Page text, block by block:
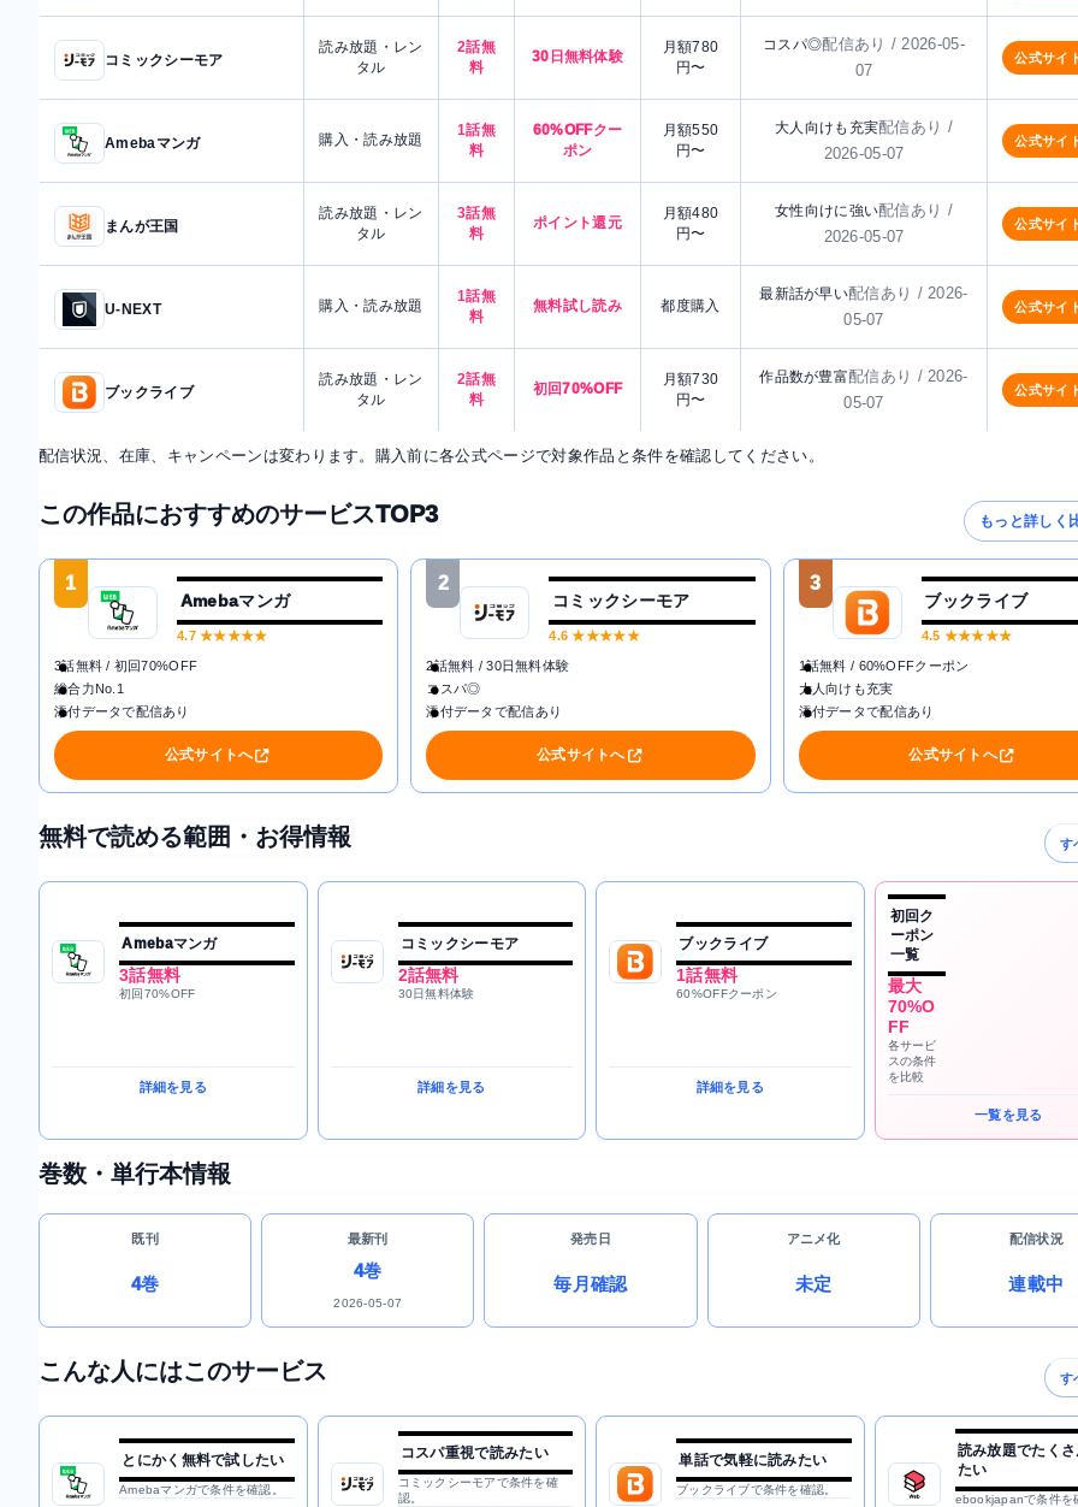
コミックシーモア
読み放題・レン
タル
2話無
料
30日無料体験
月額780
円〜
コスパ◎配信あり / 2026-05-
07
公式サイ
Amebaマンガ 購入・読み放題
1話無
料
60%OFFクー
ポン
月額550
円〜
大人向けも充実配信あり /
2026-05-07
公式サイ
まんが王国
読み放題・レン
タル
3話無
料
ポイント還元
月額480
円〜
女性向けに強い配信あり /
2026-05-07
公式サイ
U-NEXT 購入・読み放題
1話無
料
無料試し読み 都度購入
最新話が早い配信あり / 2026-
05-07
公式サイ
ブックライブ
読み放題・レン
タル
2話無
料
初回70%OFF
月額730
円〜
作品数が豊富配信あり / 2026-
05-07
公式サイ
配信状況、在庫、キャンペーンは変わります。購入前に各公式ページで対象作品と条件を確認してください。
この作品におすすめのサービスTOP3 もっと詳しく
1
Amebaマンガ
4.7★★★★★
3話無料 / 初回70%OFF
総合力No.1
添付データで配信あり
公式サイトへ
2
コミックシーモア
4.6 ★★★★★
2話無料 / 30日無料体験
コスパ◎
添付データで配信あり
公式サイトへ
3
ブックライブ
4.5 ★★★★★
1話無料 / 60%OFFクーポン
大人向けも充実
添付データで配信あり
公式サイトへ
無料で読める範囲・お得情報 す
Amebaマンガ
3話無料
初回70%OFF
詳細を見る
コミックシーモア
2話無料
30日無料体験
詳細を見る
ブックライブ
1話無料
60%OFFクーポン
詳細を見る
初回ク
ーポン
一覧
最大
70%O
FF
各サービ
スの条件
を比較
一覧を見る
巻数・単行本情報
既刊
4巻
最新刊
4巻
2026-05-07
発売日
毎月確認
アニメ化
未定
配信状況
連載中
こんな人にはこのサービス す
とにかく無料で試したい
Amebaマンガで条件を確認。
コスパ重視で読みたい
コミックシーモアで条件を確
認。
単話で気軽に読みたい
ブックライブで条件を確認。
読み放題でたく
たい
ebookjapanで条件を